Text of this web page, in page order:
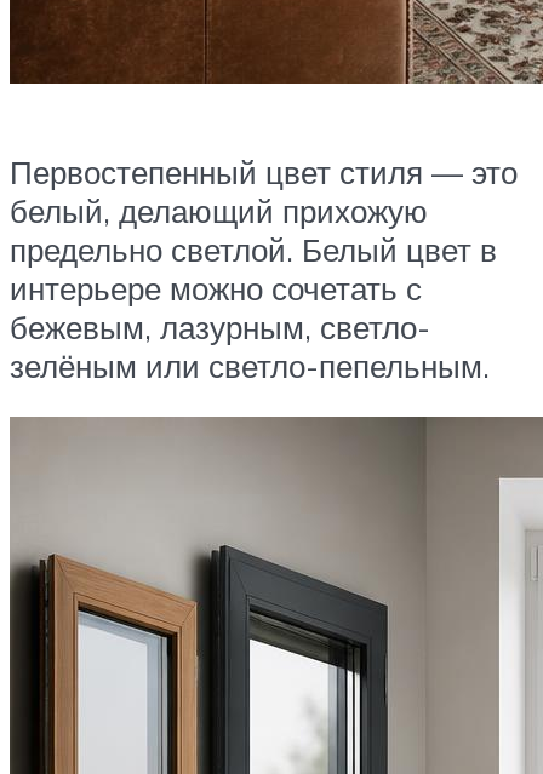
Первостепенный цвет стиля — это
белый, делающий прихожую
предельно светлой. Белый цвет в
интерьере можно сочетать с
бежевым, лазурным, светло-
зелёным или светло-пепельным.